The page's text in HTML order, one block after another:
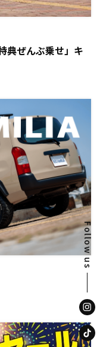
Follow us
典ぜんぶ乗せ」キ